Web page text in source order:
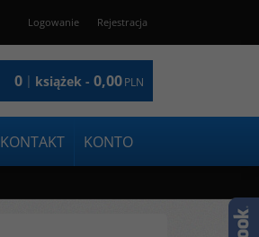
Logowanie Rejestracja
0 | książek - 0,00PLN
KONTAKT KONTO